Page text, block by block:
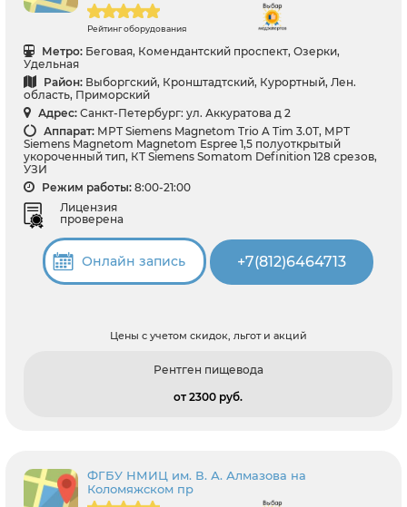
Рейтинг оборудования
Метро: Беговая, Комендантский проспект, Озерки,
Удельная
Район: Выборгский, Кронштадтский, Курортный, Лен.
область, Приморский
Адрес: Санкт-Петербург: ул. Аккуратова д 2
Аппарат: МРТ Siemens Magnetom Trio A Tim 3.0Т, МРТ
Siemens Magnetom Magnetom Espree 1,5 полуоткрытый
укороченный тип, КТ Siemens Somatom Definition 128 срезов,
УЗИ
Режим работы: 8:00-21:00
Лицензия
проверена
Онлайн запись +7(812)6464713
Цены с учетом скидок, льгот и акций
Рентген пищевода
от 2300 pуб.
ФГБУ НМИЦ им. В. А. Алмазова на
Коломяжском пр